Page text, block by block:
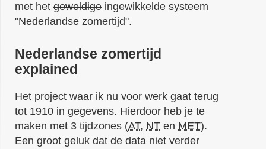
met het geweldige ingewikkelde systeem
"Nederlandse zomertijd".
Nederlandse zomertijd
explained
Het project waar ik nu voor werk gaat terug
tot 1910 in gegevens. Hierdoor heb je te
maken met 3 tijdzones (AT, NT en MET).
Een groot geluk dat de data niet verder